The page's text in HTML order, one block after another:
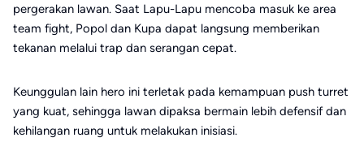
pergerakan lawan. Saat Lapu-Lapu mencoba masuk ke area
team fight, Popol dan Kupa dapat langsung memberikan
tekanan melalui trap dan serangan cepat.
Keunggulan lain hero ini terletak pada kemampuan push turret
yang kuat, sehingga lawan dipaksa bermain lebih defensif dan
kehilangan ruang untuk melakukan inisiasi.